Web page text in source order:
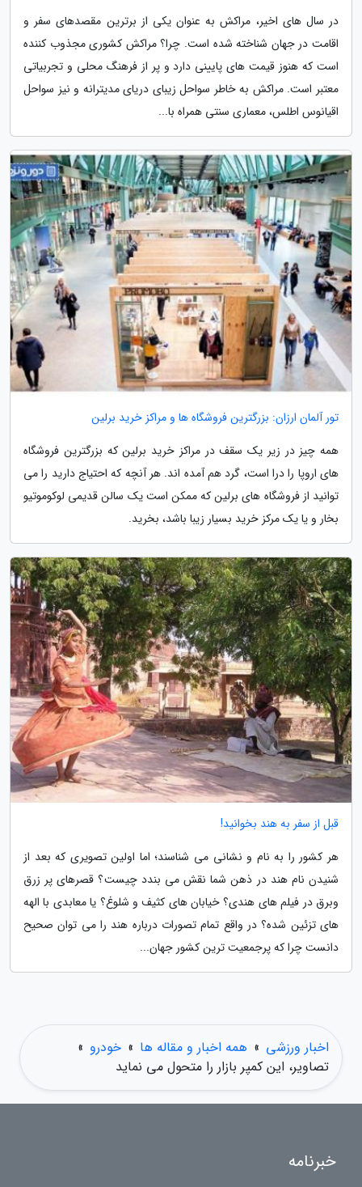
در سال های اخیر، مراکش به عنوان یکی از برترین مقصدهای سفر و
اقامت در جهان شناخته شده است. چرا؟ مراکش کشوری مجذوب کننده
است که هنوز قیمت های پایینی دارد و پر از فرهنگ محلی و تجربیاتی
معتبر است. مراکش به خاطر سواحل زیبای دریای مدیترانه و نیز سواحل
اقیانوس اطلس، معماری سنتی همراه با...
تور آلمان ارزان: بزرگترین فروشگاه ها و مراکز خرید برلین
همه چیز در زیر یک سقف در مراکز خرید برلین که بزرگترین فروشگاه
های اروپا را درا است، گرد هم آمده اند. هر آنچه که احتیاج دارید را می
توانید از فروشگاه های برلین که ممکن است یک سالن قدیمی لوکوموتیو
بخار و یا یک مرکز خرید بسیار زیبا باشد، بخرید.
قبل از سفر به هند بخوانید!
هر کشور را به نام و نشانی می شناسند؛ اما اولین تصویری که بعد از
شنیدن نام هند در ذهن شما نقش می بندد چیست؟ قصرهای پر زرق
وبرق در فیلم های هندی؟ خیابان های کثیف و شلوغ؟ یا معابدی با الهه
های تزئین شده؟ در واقع تمام تصورات درباره هند را می توان صحیح
دانست چرا که پرجمعیت ترین کشور جهان...
اخبار ورزشی » همه اخبار و مقاله ها » خودرو »
تصاویر، این کمپر بازار را متحول می نماید
خبرنامه